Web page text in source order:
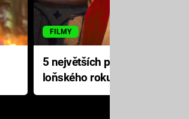
FILMY
5 největších propadáků
loňského roku: Disney na
jediné katastrofě prodělal 200